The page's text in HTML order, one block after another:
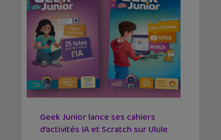
Geek Junior lance ses cahiers
d’activités IA et Scratch sur Ulule